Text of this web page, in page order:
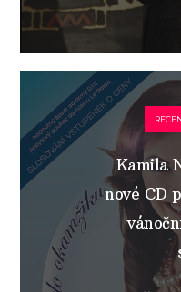
Kamila
nové CD